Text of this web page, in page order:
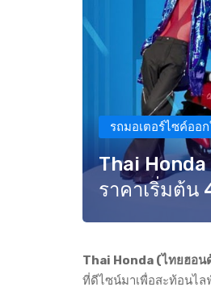
รถมอเตอร์ไซค์ออ
Thai
ราคาเริ่มต้น
Thai Honda (ไทยฮอน
ที่ดีไซน์มาเพื่อสะท้อนไ